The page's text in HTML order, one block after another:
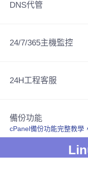
DNS代管
24/7/365主機監控
24H工程客服
備份功能
cPanel備份功能完整教學